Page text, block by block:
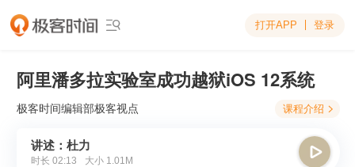
 打开APP 登录
阿里潘多拉实验室成功越狱iOS 12系统
极客时间编辑部极客视点 课程介绍 
讲述：杜力
时长 02:13 大小 1.01M
